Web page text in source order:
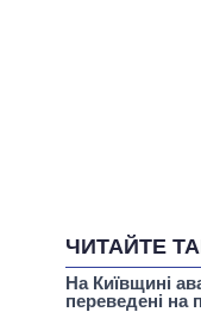
ЧИТАЙТЕ
На Київщині
переведені